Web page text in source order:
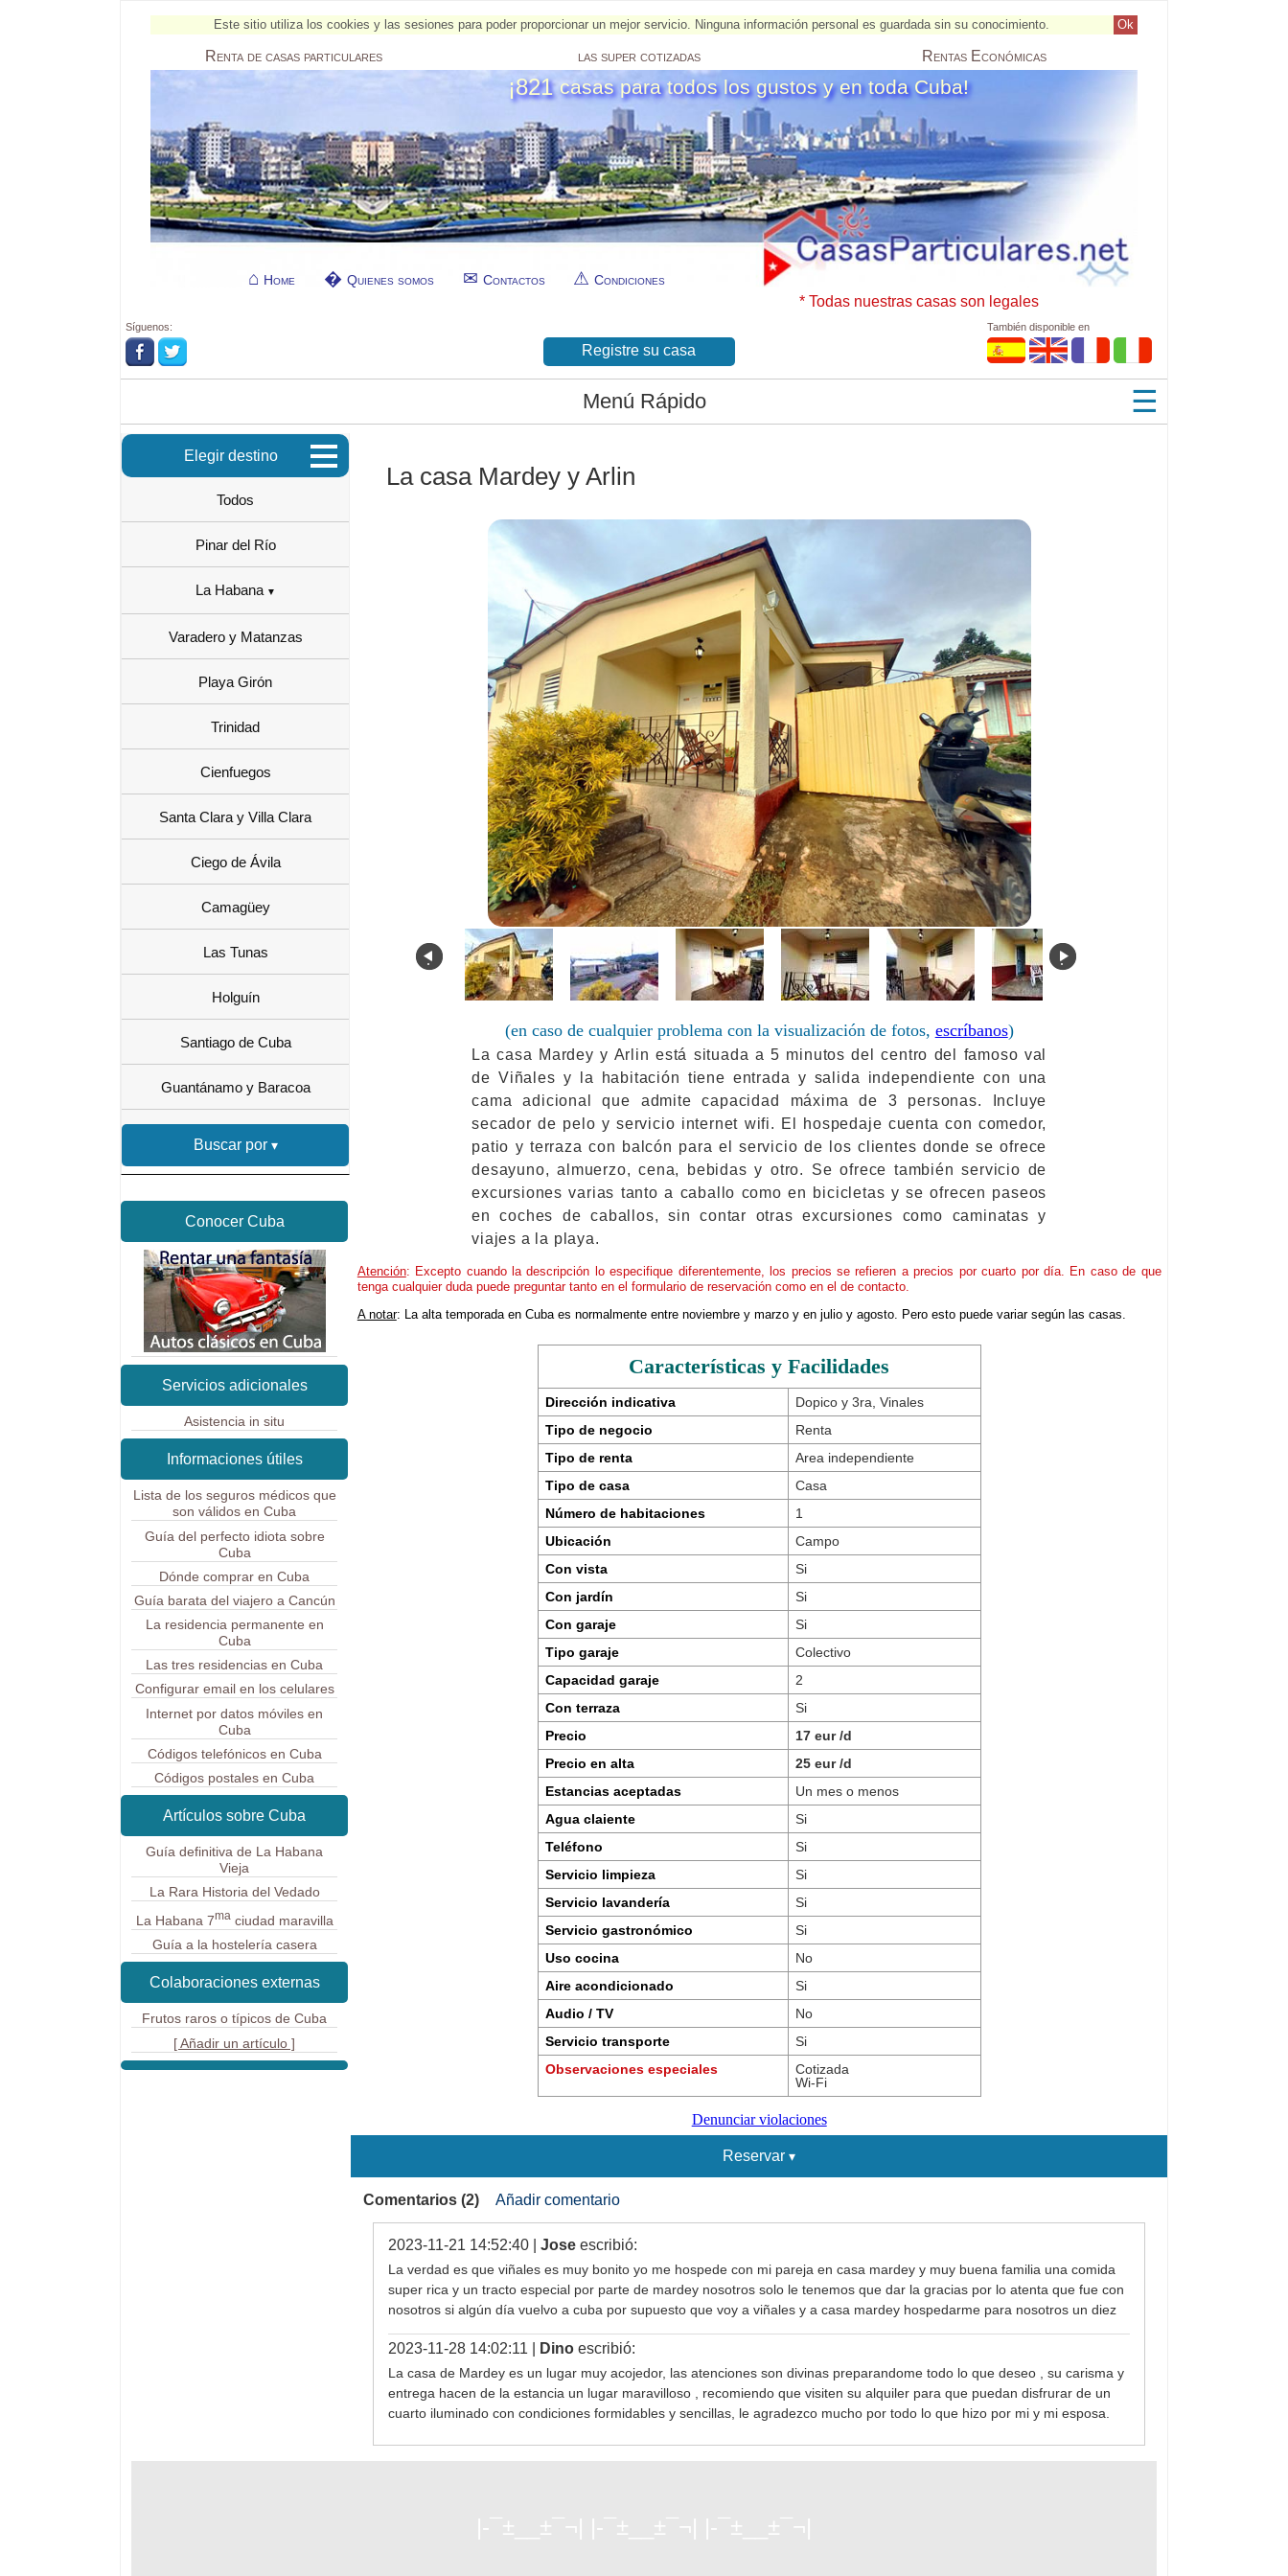
Ok
Este sitio utiliza los cookies y las sesiones para poder proporcionar un mejor servicio. Ninguna información personal es guardada sin su conocimiento.
Rentade casas particulares las super cotizadas Rentas Económicas
* Todas nuestras casas son legales
¡821casas para todos los gustos y en toda Cuba!
Home Quienes somos Contactos Condiciones
Síguenos:
Registre su casa
También disponible en
Menú Rápido ☰
Elegir destino
Todos
Pinar del Río
La Habana
Varadero y Matanzas
Playa Girón
Trinidad
Cienfuegos
Santa Clara y Villa Clara
Ciego de Ávila
Camagüey
Las Tunas
Holguín
Santiago de Cuba
Guantánamo y Baracoa
Buscar por
La casa Mardey y Arlin
. .
(en caso de cualquier problema con la visualización de fotos, escríbanos)
La casa Mardey y Arlin está situada a 5 minutos del centro del famoso val
de Viñales y la habitación tiene entrada y salida independiente con una
cama adicional que admite capacidad máxima de 3 personas. Incluye
secador de pelo y servicio internet wifi. El hospedaje cuenta con comedor,
patio y terraza con balcón para el servicio de los clientes donde se ofrece
desayuno, almuerzo, cena, bebidas y otro. Se ofrece también servicio de
excursiones varias tanto a caballo como en bicicletas y se ofrecen paseos
en coches de caballos, sin contar otras excursiones como caminatas y
viajes a la playa.
Atención: Excepto cuando la descripción lo especifique diferentemente, los precios se refieren a precios por cuarto por día. En caso de que
tenga cualquier duda puede preguntar tanto en el formulario de reservación como en el de contacto.
A notar: La alta temporada en Cuba es normalmente entre noviembre y marzo y en julio y agosto. Pero esto puede variar según las casas.
Características y Facilidades
Dirección indicativa
Dopico y 3ra, Vinales
Tipo de negocio
Renta
Tipo de renta
Area independiente
Tipo de casa
Casa
Número de habitaciones
1
Ubicación
Campo
Con vista
Si
Con jardín
Si
Con garaje
Si
Tipo garaje
Colectivo
Capacidad garaje
2
Con terraza
Si
Precio
17 eur /d
Precio en alta
25 eur /d
Estancias aceptadas
Un mes o menos
Agua claiente
Si
Teléfono
Si
Servicio limpieza
Si
Servicio lavandería
Si
Servicio gastronómico
Si
Uso cocina
No
Aire acondicionado
Si
Audio / TV
No
Servicio transporte
Si
Observaciones especiales
Cotizada
Wi-Fi
Denunciar violaciones
Reservar
Comentarios (2) Añadir comentario
2023-11-21 14:52:40 |Jose escribió:
La verdad es que viñales es muy bonito yo me hospede con mi pareja en casa mardey y muy buena familia una comida
super rica y un tracto especial por parte de mardey nosotros solo le tenemos que dar la gracias por lo atenta que fue con
nosotros si algún día vuelvo a cuba por supuesto que voy a viñales y a casa mardey hospedarme para nosotros un diez
2023-11-28 14:02:11 | Dinoescribió:
La casa de Mardey es un lugar muy acojedor, las atenciones son divinas preparandome todo lo que deseo , su carisma y
entrega hacen de la estancia un lugar maravilloso , recomiendo que visiten su alquiler para que puedan disfrurar de un
cuarto iluminado con condiciones formidables y sencillas, le agradezco mucho por todo lo que hizo por mi y mi esposa.
Conocer Cuba
Servicios adicionales
Asistencia in situ
Informaciones útiles
Lista de los seguros médicos que
son válidos en Cuba
Guía del perfecto idiota sobre
Cuba
Dónde comprar en Cuba
Guía barata del viajero a Cancún
La residencia permanente en
Cuba
Las tres residencias en Cuba
Configurar email en los celulares
Internet por datos móviles en
Cuba
Códigos telefónicos en Cuba
Códigos postales en Cuba
Artículos sobre Cuba
Guía definitiva de La Habana
Vieja
La Rara Historia del Vedado
La Habana 7maciudad maravilla
Guía a la hostelería casera
Colaboraciones externas
Frutos raros o típicos de Cuba
[ Añadir un artículo ]